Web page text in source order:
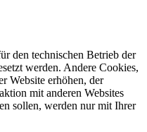
den technischen Betrieb der
werden. Andere Cookies,
Website erhöhen, der
mit anderen Websites
sollen, werden nur mit Ihrer